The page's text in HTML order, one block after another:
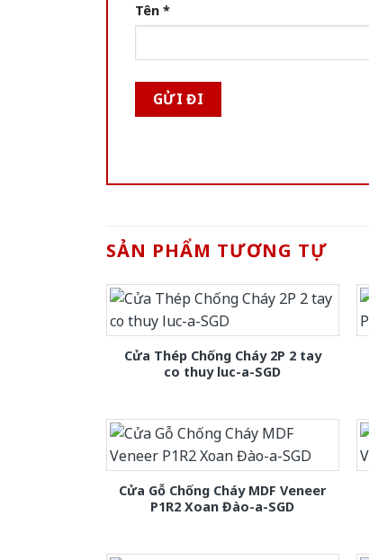
Tên *
SẢN PHẨM TƯƠNG TỰ
Cửa Thép Chống Cháy 2P 2 tay
co thuy luc-a-SGD
Cửa Gỗ Chống Cháy MDF Veneer
P1R2 Xoan Đào-a-SGD